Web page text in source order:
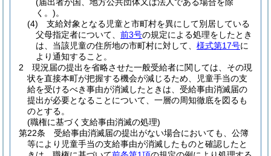
く。)。
(4)
支給対象となる児童と市町村を異にして別居している
父母指定者について、 前3号の規定による処理をしたとき
は、当該児童の住所地の市町村に対して、 様式第17号に
より通知すること。
2
現況届の提出を省略させた一般受給者に関しては、その現
状を直接本町が把握する機会が減じるため、児童手当の支
給を受けるべき事由が消滅したときは、受給事由消滅届の
提出が必要となることについて、一層の周知徹底を図るも
のとする。
(職権に基づく支給事由消滅の処理)
第22条
受給事由消滅届の提出がない場合においても、公簿
等により児童手当の支給事由が消滅したものと確認したと